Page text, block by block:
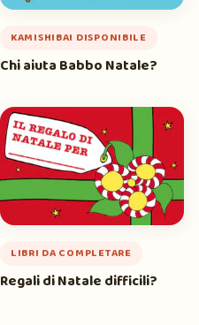
KAMISHIBAI DISPONIBILE
Chi aiuta Babbo Natale?
LIBRI DA COMPLETARE
Regali di Natale difficili?